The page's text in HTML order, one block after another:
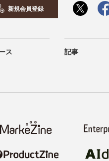
新規会員登録
ス 記事